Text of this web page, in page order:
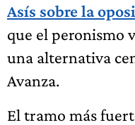
Asís sobre la
que el peronismo
una alternativa
Avanza.
El tramo más